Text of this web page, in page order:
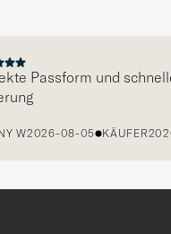
Passform und schnelle
2026-08-05 KÄUFER2026-